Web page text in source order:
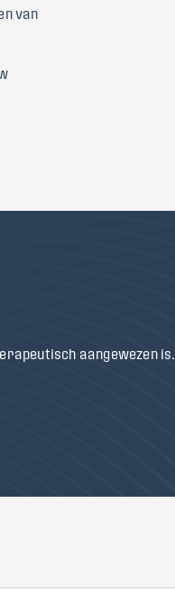
van
aangewezen is.